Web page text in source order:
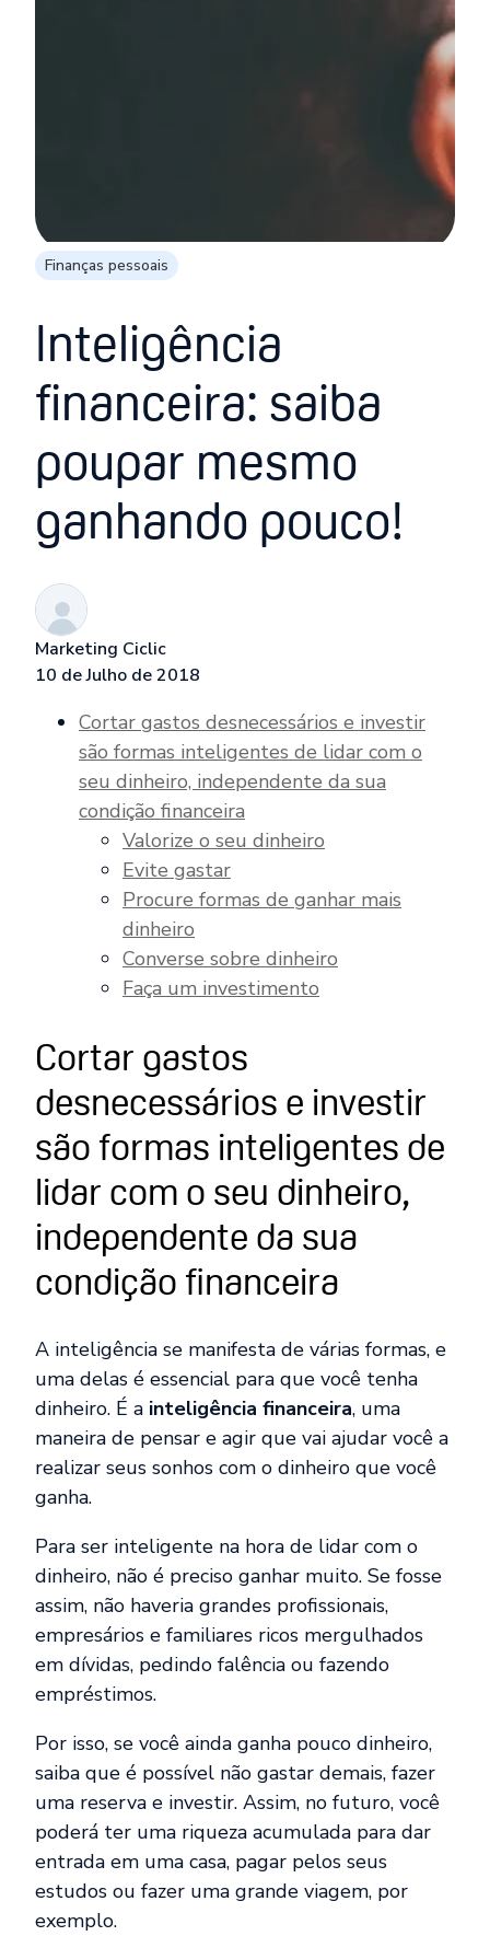
Finanças pessoais
Inteligência
financeira: saiba
poupar mesmo
ganhando pouco!
Marketing Ciclic
10 de Julho de 2018
Cortar gastos desnecessários e investir
são formas inteligentes de lidar com o
seu dinheiro, independente da sua
condição financeira
Valorize o seu dinheiro
Evite gastar
Procure formas de ganhar mais
dinheiro
Converse sobre dinheiro
Faça um investimento
Cortar gastos
desnecessários e investir
são formas inteligentes de
lidar com o seu dinheiro,
independente da sua
condição financeira
A inteligência se manifesta de várias formas, e
uma delas é essencial para que você tenha
dinheiro. É a inteligência financeira, uma
maneira de pensar e agir que vai ajudar você a
realizar seus sonhos com o dinheiro que você
ganha.
Para ser inteligente na hora de lidar com o
dinheiro, não é preciso ganhar muito. Se fosse
assim, não haveria grandes profissionais,
empresários e familiares ricos mergulhados
em dívidas, pedindo falência ou fazendo
empréstimos.
Por isso, se você ainda ganha pouco dinheiro,
saiba que é possível não gastar demais, fazer
uma reserva e investir. Assim, no futuro, você
poderá ter uma riqueza acumulada para dar
entrada em uma casa, pagar pelos seus
estudos ou fazer uma grande viagem, por
exemplo.